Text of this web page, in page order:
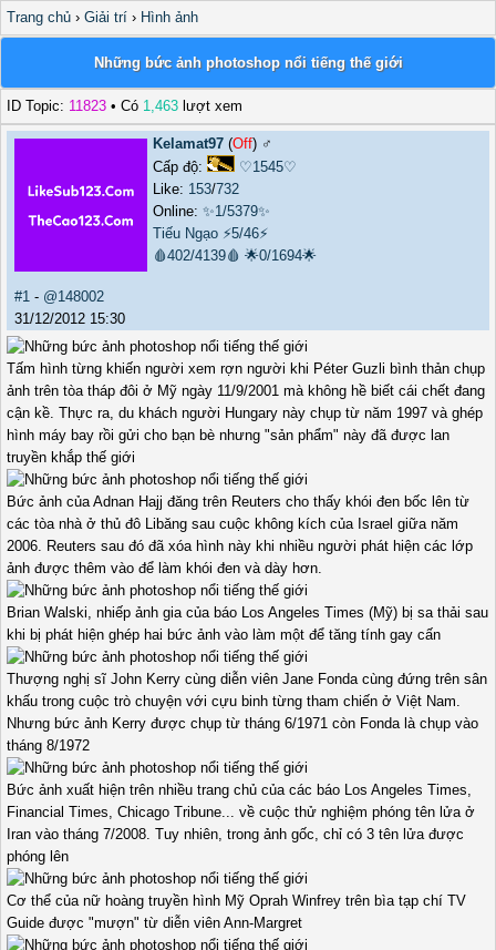
Trang chủ › Giải trí › Hình ảnh
Những bức ảnh photoshop nổi tiếng thế giới
ID Topic: 11823 • Có 1,463 lượt xem
Kelamat97 (Off) ♂️
Cấp độ:
♡1545♡
Like: 153/732
Online: ✨1/5379✨
Tiếu Ngạo ⚡5/46⚡
🩸402/4139🩸 🌟0/1694🌟
#1 - @148002
31/12/2012 15:30
Tấm hình từng khiến người xem rợn người khi Péter Guzli bình thản chụp
ảnh trên tòa tháp đôi ở Mỹ ngày 11/9/2001 mà không hề biết cái chết đang
cận kề. Thực ra, du khách người Hungary này chụp từ năm 1997 và ghép
hình máy bay rồi gửi cho bạn bè nhưng "sản phẩm" này đã được lan
truyền khắp thế giới
Bức ảnh của Adnan Hajj đăng trên Reuters cho thấy khói đen bốc lên từ
các tòa nhà ở thủ đô Libăng sau cuộc không kích của Israel giữa năm
2006. Reuters sau đó đã xóa hình này khi nhiều người phát hiện các lớp
ảnh được thêm vào để làm khói đen và dày hơn.
Brian Walski, nhiếp ảnh gia của báo Los Angeles Times (Mỹ) bị sa thải sau
khi bị phát hiện ghép hai bức ảnh vào làm một để tăng tính gay cấn
Thượng nghị sĩ John Kerry cùng diễn viên Jane Fonda cùng đứng trên sân
khấu trong cuộc trò chuyện với cựu binh từng tham chiến ở Việt Nam.
Nhưng bức ảnh Kerry được chụp từ tháng 6/1971 còn Fonda là chụp vào
tháng 8/1972
Bức ảnh xuất hiện trên nhiều trang chủ của các báo Los Angeles Times,
Financial Times, Chicago Tribune... về cuộc thử nghiệm phóng tên lửa ở
Iran vào tháng 7/2008. Tuy nhiên, trong ảnh gốc, chỉ có 3 tên lửa được
phóng lên
Cơ thể của nữ hoàng truyền hình Mỹ Oprah Winfrey trên bìa tạp chí TV
Guide được "mượn" từ diễn viên Ann-Margret